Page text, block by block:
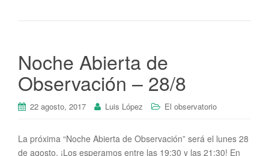
Noche Abierta de
Observación – 28/8
22 agosto, 2017 Luis López El observatorio
La próxima “Noche Abierta de Observación” será el lunes 28
de agosto. ¡Los esperamos entre las 19:30 y las 21:30! En